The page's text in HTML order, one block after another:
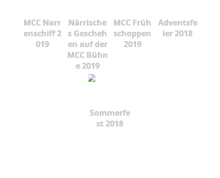
MCC Narr
enschiff 2
019
Närrische
s Gescheh
en auf der
MCC Bühn
e 2019
MCC Früh
schoppen
2019
Adventsfe
ier 2018
Sommerfe
st 2018